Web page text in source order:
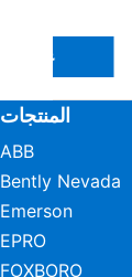
المنتجات
ABB
Bently Nevada
Emerson
EPRO
FOXBORO